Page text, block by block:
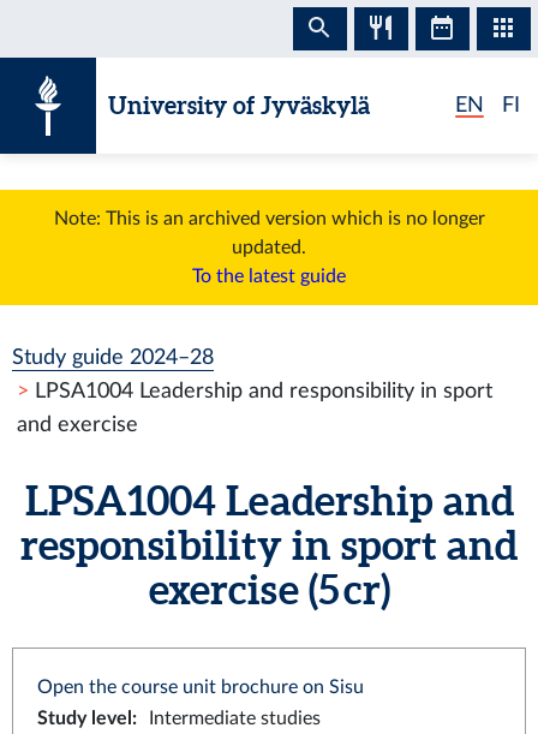
University of Jyväskylä EN FI
Note: This is an archived version which is no longer
updated.
To the latest guide
Study guide 2024–28
LPSA1004 Leadership and responsibility in sport
and exercise
LPSA1004 Leadership and
responsibility in sport and
exercise (5 cr)
Open the course unit brochure on Sisu
Study level :
Intermediate studies